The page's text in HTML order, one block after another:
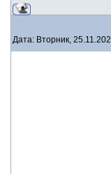
Дата: Вторник,